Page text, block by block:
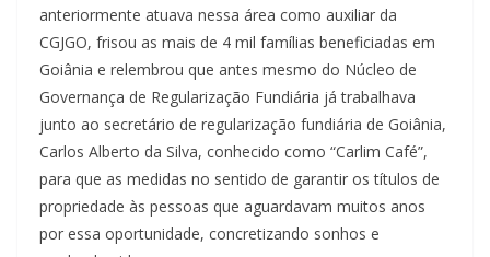
anteriormente atuava nessa área como auxiliar da
CGJGO, frisou as mais de 4 mil famílias beneficiadas em
Goiânia e relembrou que antes mesmo do Núcleo de
Governança de Regularização Fundiária já trabalhava
junto ao secretário de regularização fundiária de Goiânia,
Carlos Alberto da Silva, conhecido como “Carlim Café”,
para que as medidas no sentido de garantir os títulos de
propriedade às pessoas que aguardavam muitos anos
por essa oportunidade, concretizando sonhos e